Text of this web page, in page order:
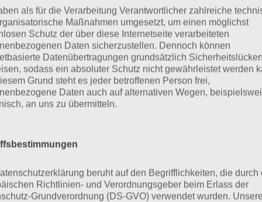
App für Android
Store
als für die Verarbeitung Verantwortlicher zahlreiche
Maßnahmen umgesetzt, um einen möglichst
Schutz der über diese Internetseite verarbeiteten
Daten sicherzustellen. Dennoch können
Datenübertragungen grundsätzlich Sicherheitslücken
sodass ein absoluter Schutz nicht gewährleistet werden
Grund steht es jeder betroffenen Person frei,
Daten auch auf alternativen Wegen,
an uns zu übermitteln.
beruht auf den Begrifflichkeiten, die durch
Richtlinien- und Verordnungsgeber beim Erlass der
Grundverordnung (DS-GVO) verwendet wurden. Unsere